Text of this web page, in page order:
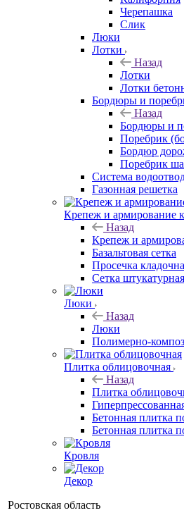
Черепашка
Слик
Люки
Лотки
Назад
Лотки
Лотки
Бордюры и
Назад
Бордюры и
Поребрик
Бордюр
Поребрик
Система
Газонная решетка
Крепеж и армирование
Назад
Крепеж и
Базальтовая сетка
Просечка
Сетка
Люки
Назад
Люки
Полимерно-
Плитка облицовочная
Назад
Плитка
Бетонная плитка
Бетонная плитка
Кровля
Декор
Ростовская область